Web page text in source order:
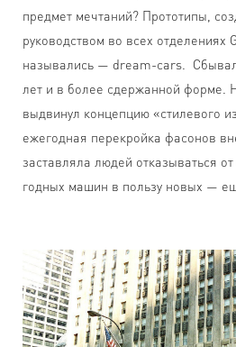
предмет мечтаний? Прототипы,
руководством во всех отделениях
назывались — dream-cars.
лет и в более сдержанной форме.
выдвинул концепцию «стилевого
ежегодная перекройка фасонов
заставляла людей отказываться
годных машин в пользу новых —